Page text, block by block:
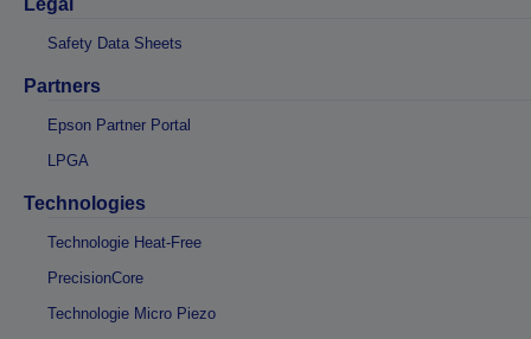
Legal
Safety Data Sheets
Partners
Epson Partner Portal
LPGA
Technologies
Technologie Heat-Free
PrecisionCore
Technologie Micro Piezo